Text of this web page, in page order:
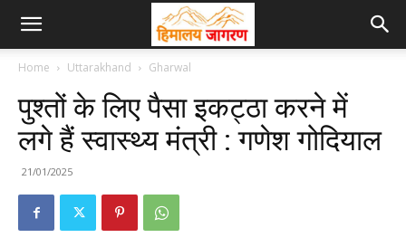
Home Uttarakhand Gharwal
पुश्तों के लिए पैसा इकट्ठा करने में
लगे हैं स्वास्थ्य मंत्री : गणेश गोदियाल
21/01/2025